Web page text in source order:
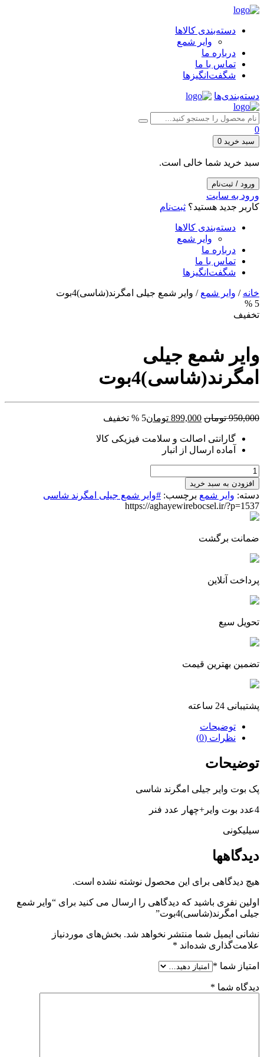
دسته‌بندی کالاها
وایر شمع
درباره ما
تماس با ما
شگفت‌انگیزها
دسته‌بندی‌ها
0
سبد خرید 0
سبد خرید شما خالی است.
ورود / ثبت‌نام
ورود به سایت
کاربر جدید هستید؟ ثبت‌نام
دسته‌بندی کالاها
وایر شمع
درباره ما
تماس با ما
شگفت‌انگیزها
خانه / وایر شمع / وایر شمع جیلی امگرند(شاسی)4بوت
5 %
تخفیف
وایر شمع جیلی
امگرند(شاسی)4بوت
950,000 تومان قیمت
950,000 تومان
بود.
899,000 تومان5 % تخفیف
899,000 تومان.گارانتی اصالت و سلامت فیزیکی کالا
آماده ارسال از انبار
وایر
شمع
جیلی
امگرند(شاسی)4بوت
عدد
افزودن به سبد خرید
دسته: وایر شمع برچسب: #وایر شمع جیلی امگرند شاسی
https://aghayewirebocsel.ir/?p=1537
ضمانت برگشت
پرداخت آنلاین
تحویل سیع
تضمین بهترین قیمت
پشتیبانی 24 ساعته
توضیحات
نظرات (0)
توضیحات
پک بوت وایر جیلی امگرند شاسی
4عدد بوت وایر+چهار عدد فنر
سیلیکونی
دیدگاهها
هیچ دیدگاهی برای این محصول نوشته نشده است.
اولین نفری باشید که دیدگاهی را ارسال می کنید برای “وایر شمع
جیلی امگرند(شاسی)4بوت”
نشانی ایمیل شما منتشر نخواهد شد. بخش‌های موردنیاز
علامت‌گذاری شده‌اند *
امتیاز شما *
دیدگاه شما *